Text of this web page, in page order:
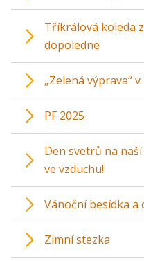
Tříkrálová koleda
dopoledne
„Zelená výprava“
PF 2025
Den svetrů na
ve vzduchu!
Vánoční besídka a
Zimní stezka